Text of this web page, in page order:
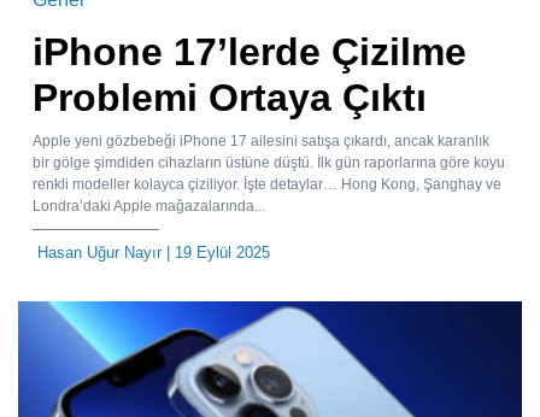
iPhone 17’lerde Çizilme
Problemi Ortaya Çıktı
Apple yeni gözbebeği iPhone 17 ailesini satışa çıkardı, ancak karanlık
bir gölge şimdiden cihazların üstüne düştü. İlk gün raporlarına göre koyu
renkli modeller kolayca çiziliyor. İşte detaylar… Hong Kong, Şanghay ve
Londra’daki Apple mağazalarında...
Hasan Uğur Nayır| 19 Eylül 2025